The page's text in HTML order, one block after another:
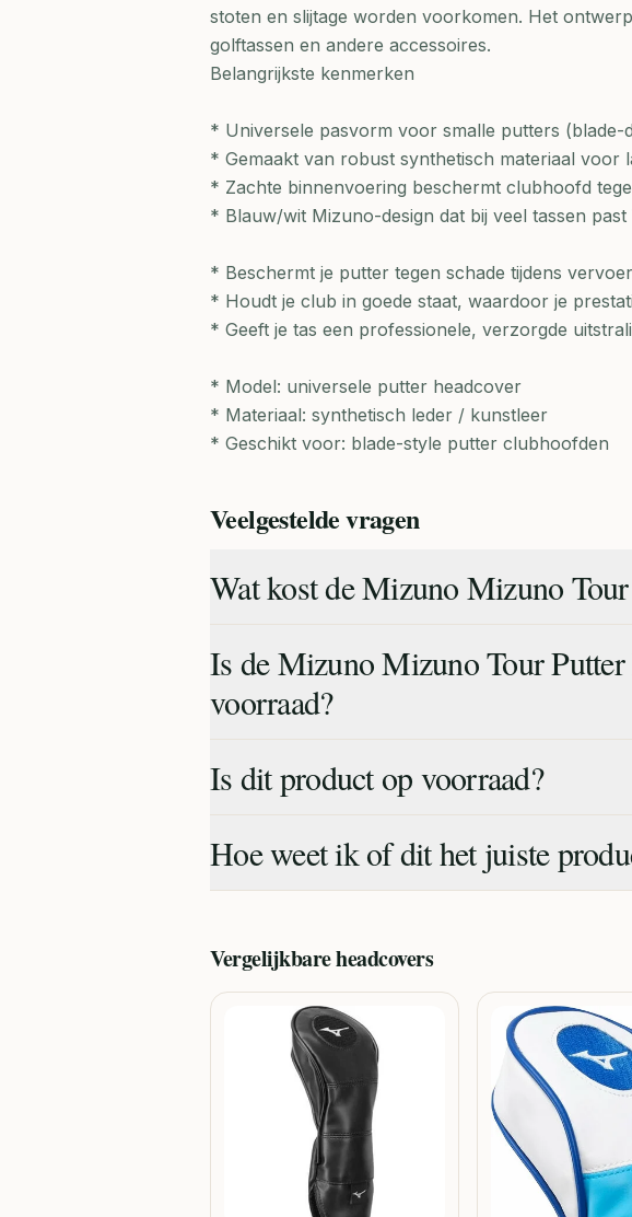
stoten en slijtage worden voorkomen. Het
golftassen en andere accessoires.
Belangrijkste kenmerken
* Universele pasvorm voor smalle putters (blade-
* Gemaakt van robust synthetisch materiaal voor
* Zachte binnenvoering beschermt clubhoofd
* Blauw/wit Mizuno-design dat bij veel tassen past
* Beschermt je putter tegen schade tijdens
* Houdt je club in goede staat, waardoor je
* Geeft je tas een professionele, verzorgde
* Model: universele putter headcover
* Materiaal: synthetisch leder / kunstleer
* Geschikt voor: blade-style putter clubhoofden
Veelgestelde vragen
Wat kost de Mizuno Mizuno
Is de Mizuno Mizuno Tour
voorraad?
Is dit product op voorraad?
Hoe weet ik of dit het juiste
Vergelijkbareheadcovers